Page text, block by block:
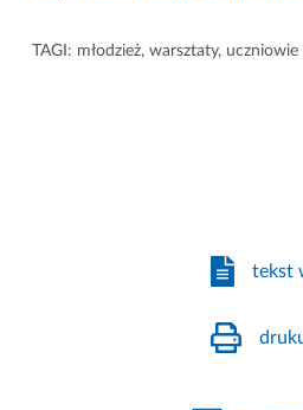
TAGI: młodzież, warsztaty, uczniowie
tekst